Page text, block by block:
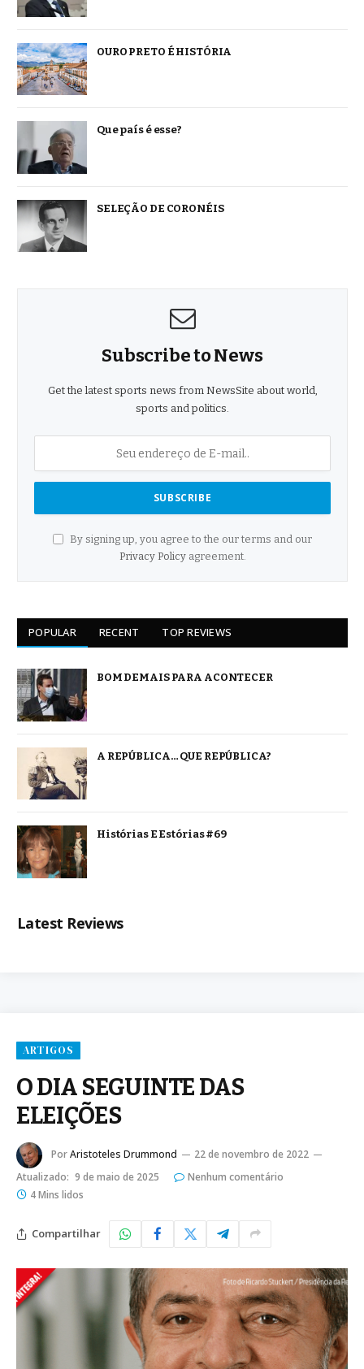
OURO PRETO É HISTÓRIA
Que país é esse?
SELEÇÃO DE CORONÉIS
Subscribe to News
Get the latest sports news from NewsSite about world,
sports and politics.
By signing up, you agree to the our terms and our
Privacy Policyagreement.
POPULAR RECENT TOP REVIEWS
BOM DEMAIS PARA ACONTECER
A REPÚBLICA… QUE REPÚBLICA?
Histórias E Estórias #69
Latest Reviews
ARTIGOS
O DIA SEGUINTE DAS
ELEIÇÕES
PorAristoteles Drummond
22 de novembro de 2022
Atualizado: 9 de maio de 2025
Nenhum comentário
4 Mins lidos
Compartilhar